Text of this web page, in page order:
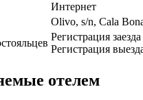
Интернет
Olivo, s/n, Cala
Регистрация
Регистрация
отелем